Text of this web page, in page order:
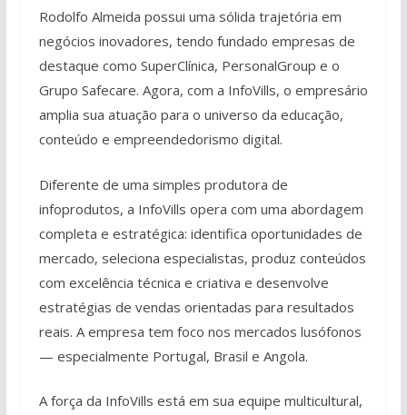
Rodolfo Almeida possui uma sólida trajetória em
negócios inovadores, tendo fundado empresas de
destaque como SuperClínica, PersonalGroup e o
Grupo Safecare. Agora, com a InfoVills, o empresário
amplia sua atuação para o universo da educação,
conteúdo e empreendedorismo digital.
Diferente de uma simples produtora de
infoprodutos, a InfoVills opera com uma abordagem
completa e estratégica: identifica oportunidades de
mercado, seleciona especialistas, produz conteúdos
com excelência técnica e criativa e desenvolve
estratégias de vendas orientadas para resultados
reais. A empresa tem foco nos mercados lusófonos
— especialmente Portugal, Brasil e Angola.
A força da InfoVills está em sua equipe multicultural,